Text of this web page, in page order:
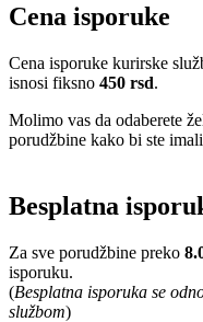
Cena isporuke
Cena isporuke kurirske
isnosi fiksno 450 rsd.
Molimo vas da odaberete
porudžbine kako bi ste
Besplatna
Za sve porudžbine preko
isporuku.
(Besplatna isporuka se
službom)